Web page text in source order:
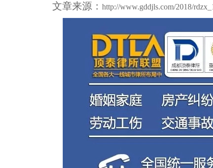
文章来源： http://www.gddjls.com/2018/